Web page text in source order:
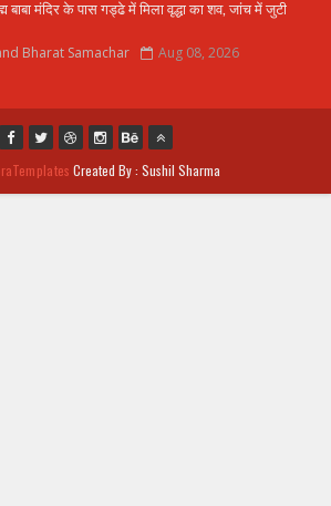
बाबा मंदिर के पास गड्ढे में मिला वृद्धा का शव, जांच में जुटी
Bharat Samachar Aug 08, 2026
Created By : Sushil Sharma